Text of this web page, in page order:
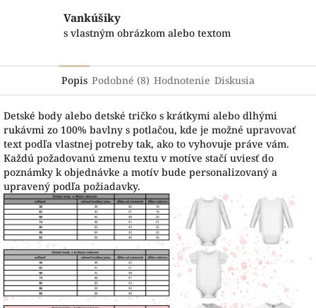
Vankúšiky
s vlastným obrázkom alebo textom
Popis Podobné (8) Hodnotenie Diskusia
Detské body alebo detské tričko s krátkymi alebo dlhými
rukávmi zo 100% bavlny s potlačou, kde je možné upravovať
text podľa vlastnej potreby tak, ako to vyhovuje práve vám.
Každú požadovanú zmenu textu v motíve stačí uviesť do
poznámky k objednávke a motív bude personalizovaný a
upravený podľa požiadavky.